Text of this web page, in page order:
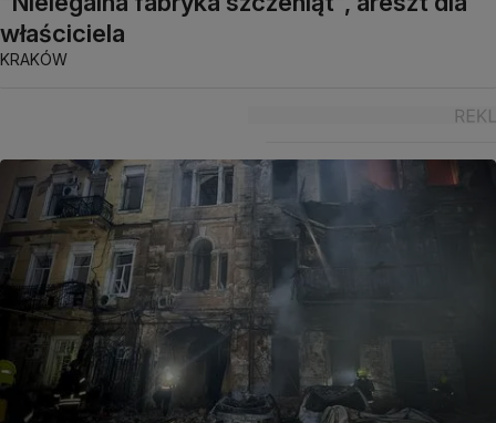
właściciela
KRAKÓW